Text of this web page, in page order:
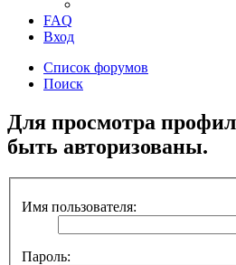
FAQ
Вход
Список форумов
Поиск
Для просмотра
быть авторизованы.
Имя пользователя:
Пароль: